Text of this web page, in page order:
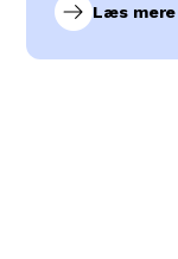
Læs